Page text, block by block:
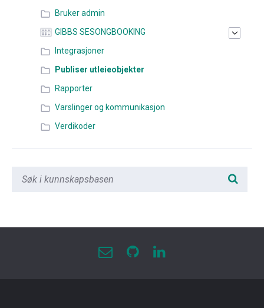
Bruker admin
GIBBS SESONGBOOKING
Integrasjoner
Publiser utleieobjekter
Rapporter
Varslinger og kommunikasjon
Verdikoder